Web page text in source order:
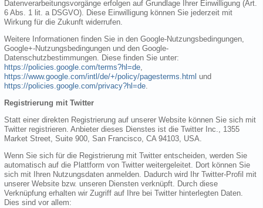
Datenverarbeitungsvorgänge erfolgen auf Grundlage Ihrer Einwilligung (Art.
6 Abs. 1 lit. a DSGVO). Diese Einwilligung können Sie jederzeit mit
Wirkung für die Zukunft widerrufen.
Weitere Informationen finden Sie in den Google-Nutzungsbedingungen,
Google+-Nutzungsbedingungen und den Google-
Datenschutzbestimmungen. Diese finden Sie unter:
https://policies.google.com/terms?hl=de,
https://www.google.com/intl/de/+/policy/pagesterms.html und
https://policies.google.com/privacy?hl=de.
Registrierung mit Twitter
Statt einer direkten Registrierung auf unserer Website können Sie sich mit
Twitter registrieren. Anbieter dieses Dienstes ist die Twitter Inc., 1355
Market Street, Suite 900, San Francisco, CA 94103, USA.
Wenn Sie sich für die Registrierung mit Twitter entscheiden, werden Sie
automatisch auf die Plattform von Twitter weitergeleitet. Dort können Sie
sich mit Ihren Nutzungsdaten anmelden. Dadurch wird Ihr Twitter-Profil mit
unserer Website bzw. unseren Diensten verknüpft. Durch diese
Verknüpfung erhalten wir Zugriff auf Ihre bei Twitter hinterlegten Daten.
Dies sind vor allem: